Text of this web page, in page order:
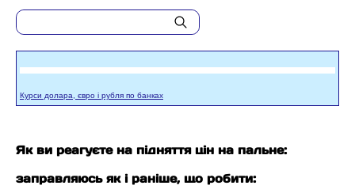
Курси долара, євро і рубля по банках
Як ви реагуєте на підняття цін на пальне:
заправляюсь як і раніше, що робити: